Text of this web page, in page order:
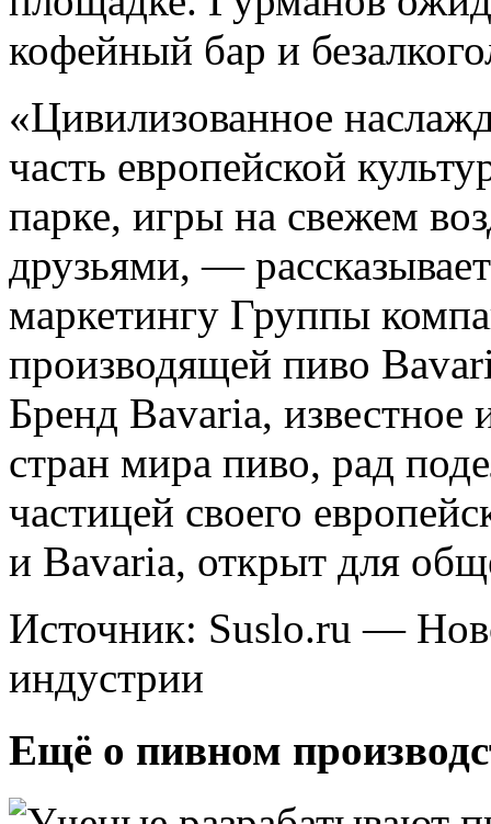
кофейный бар и
«Цивилизованное
часть европейской
парке, игры на свежем
друзьями, —
маркетингу Группы
производящей пиво
Бренд Bavaria,
стран мира пиво, рад
частицей своего
и Bavaria, открыт для
Источник: Suslo.ru —
индустрии
Ещё о пивном